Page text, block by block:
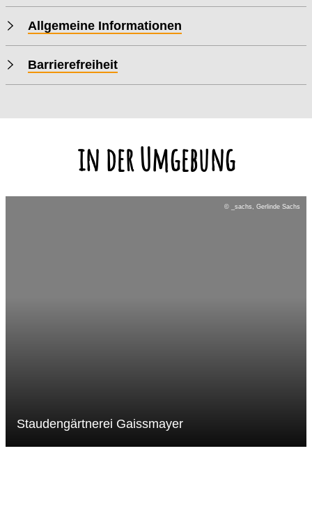
Allgemeine Informationen
Barrierefreiheit
in der Umgebung
© _sachs, Gerlinde Sachs
Staudengärtnerei Gaissmayer